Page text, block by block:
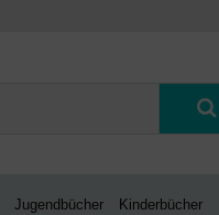
Jugendbücher Kinderbücher